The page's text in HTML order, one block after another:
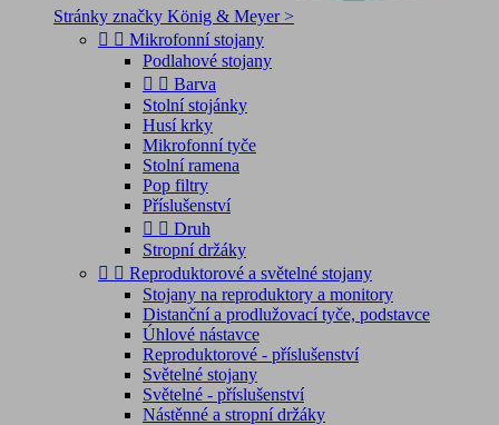
Stránky značky König & Meyer >
  Mikrofonní stojany
Podlahové stojany
  Barva
Stolní stojánky
Husí krky
Mikrofonní tyče
Stolní ramena
Pop filtry
Příslušenství
  Druh
Stropní držáky
  Reproduktorové a světelné stojany
Stojany na reproduktory a monitory
Distanční a prodlužovací tyče, podstavce
Úhlové nástavce
Reproduktorové - příslušenství
Světelné stojany
Světelné - příslušenství
Nástěnné a stropní držáky